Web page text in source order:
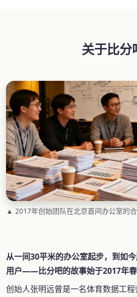
关于比分
▲ 2017年创始团队在北京首间办公室的
从一间30平米的办公室起步，到如
用户——比分吧的故事始于2017年春
创始人张明远曾是一名体育数据工